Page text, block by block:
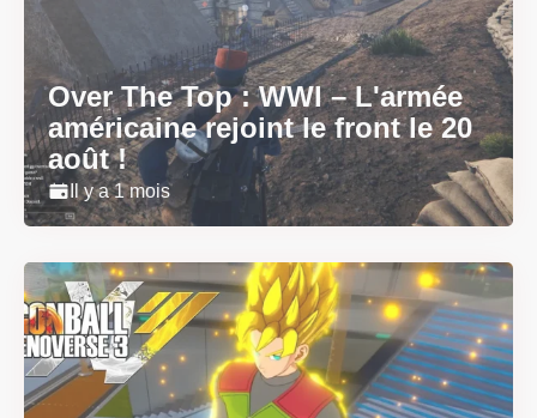
Over The Top : WWI – L'armée
américaine rejoint le front le 20
août !
Il y a 1 mois